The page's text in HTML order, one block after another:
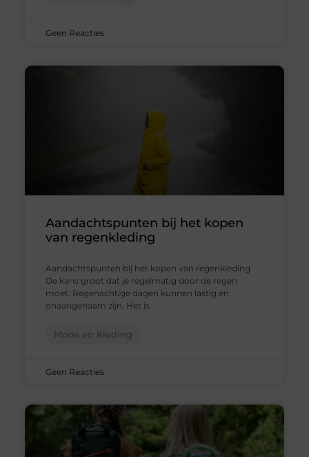
Geen Reacties
Aandachtspunten bij het kopen
van regenkleding
Aandachtspunten bij het kopen van regenkleding
De kans groot dat je regelmatig door de regen
moet. Regenachtige dagen kunnen lastig en
onaangenaam zijn. Het is
Mode en Kleding
Geen Reacties